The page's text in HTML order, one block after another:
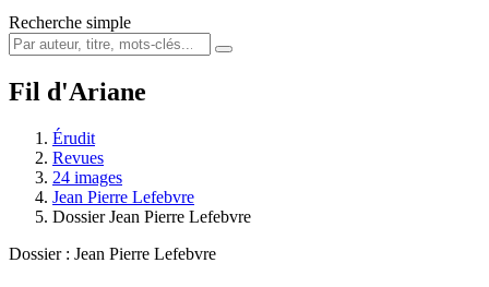
Recherche simple
Fil d'Ariane
Érudit
Revues
24 images
Jean Pierre Lefebvre
Dossier Jean Pierre Lefebvre
Dossier : Jean Pierre Lefebvre